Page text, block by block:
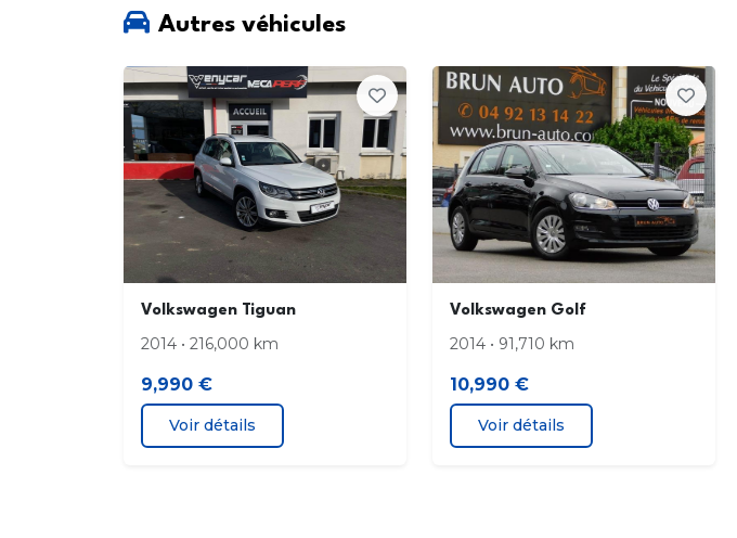
Fixations Isofix aux places arrières
Frein à main en cuir GPS Cartographique
Kit mains-libres Bluetooth Lampe de coffre
Lampes de lecture à l'avant Lecteur carte SD
Lunette arrière Miroir de courtoisie
Poches d'aumonières Poignées ton carrosserie
Porte-gobelets avant
Prise auxiliaire de connexion audio Prise iPod
Autres véhicules
Volkswagen Tiguan
2014 • 216,000 km
9,990 €
Voir détails
Volkswagen Golf
2014 • 91,710 km
10,990 €
Voir détails